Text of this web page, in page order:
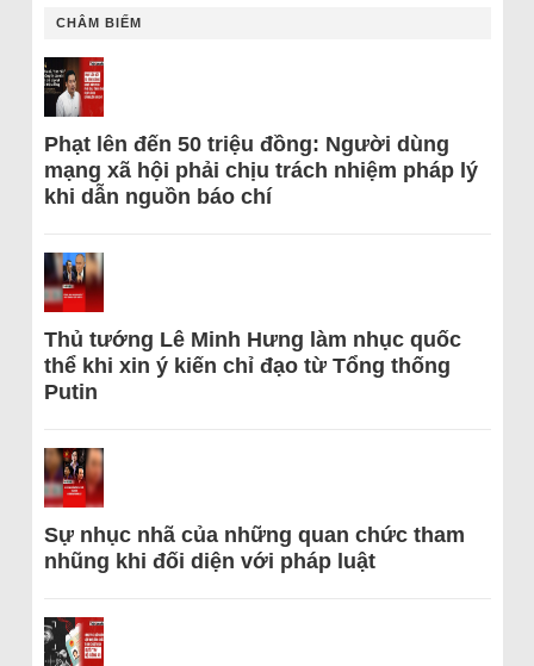
CHÂM BIẾM
Phạt lên đến 50 triệu đồng: Người dùng
mạng xã hội phải chịu trách nhiệm pháp lý
khi dẫn nguồn báo chí
Thủ tướng Lê Minh Hưng làm nhục quốc
thể khi xin ý kiến chỉ đạo từ Tổng thống
Putin
Sự nhục nhã của những quan chức tham
nhũng khi đối diện với pháp luật